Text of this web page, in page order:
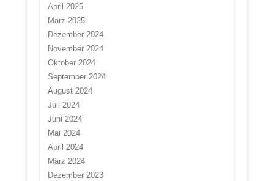
April 2025
März 2025
Dezember 2024
November 2024
Oktober 2024
September 2024
August 2024
Juli 2024
Juni 2024
Mai 2024
April 2024
März 2024
Dezember 2023